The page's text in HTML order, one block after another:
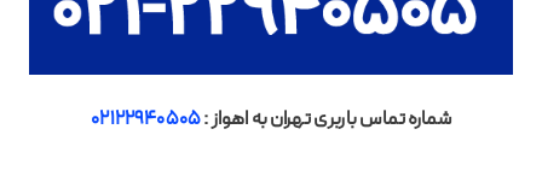
شماره تماس باربری تهران به اهواز :02122940505